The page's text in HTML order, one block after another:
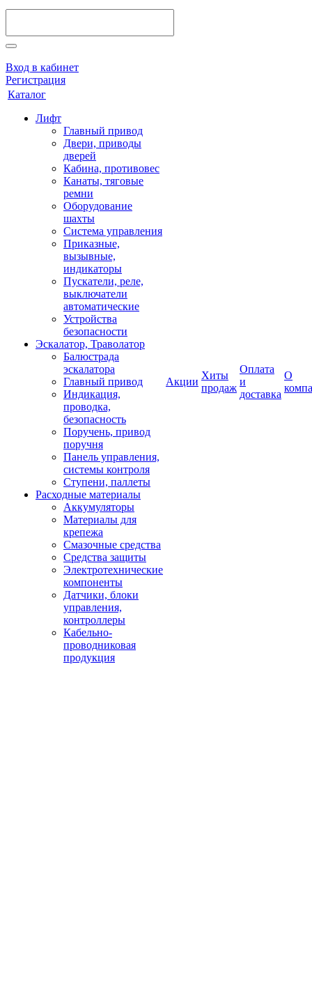
Вход в кабинет
Регистрация
Каталог
Лифт
Главный привод
Двери, приводы
дверей
Кабина, противовес
Канаты, тяговые
ремни
Оборудование
шахты
Система управления
Приказные,
вызывные,
индикаторы
Пускатели, реле,
выключатели
автоматические
Устройства
безопасности
Эскалатор, Траволатор
Балюстрада
эскалатора
Главный привод
Индикация,
проводка,
безопасность
Поручень, привод
поручня
Панель управления,
системы контроля
Ступени, паллеты
Расходные материалы
Аккумуляторы
Материалы для
крепежа
Смазочные средства
Средства защиты
Электротехнические
компоненты
Датчики, блоки
управления,
контроллеры
Кабельно-
проводниковая
продукция
Акции
Хиты
продаж
Оплата
и
доставка
О